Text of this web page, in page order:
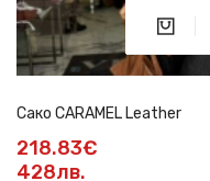
Сако CARAMEL Leather
218.83€
428лв.